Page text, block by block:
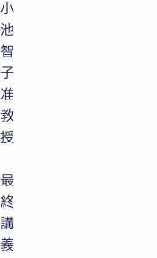
小
池
智
子
准
教
授
最
終
講
義